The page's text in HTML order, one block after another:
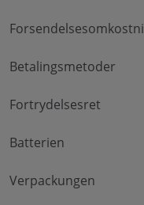
Betalingsmetoder
Fortrydelsesret
Batterien
Verpackungen